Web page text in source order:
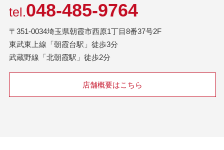
tel.048-485-9764
〒351-0034埼玉県朝霞市西原1丁目8番37号2F
東武東上線「朝霞台駅」徒歩3分
武蔵野線「北朝霞駅」徒歩2分
店舗概要はこちら